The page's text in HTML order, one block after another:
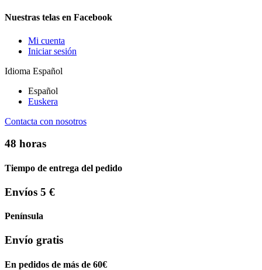
Nuestras telas en Facebook
Mi cuenta
Iniciar sesión
Idioma Español
Español
Euskera
Contacta con nosotros
48 horas
Tiempo de entrega del pedido
Envíos 5 €
Península
Envío gratis
En pedidos de más de 60€